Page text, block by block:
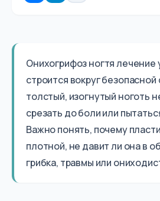
Онихогрифоз ногтя лечение
строится вокруг
толстый, изогнутый ноготь
срезать до боли или
Важно понять, почему
плотной, не давит ли она в
грибка, травмы или